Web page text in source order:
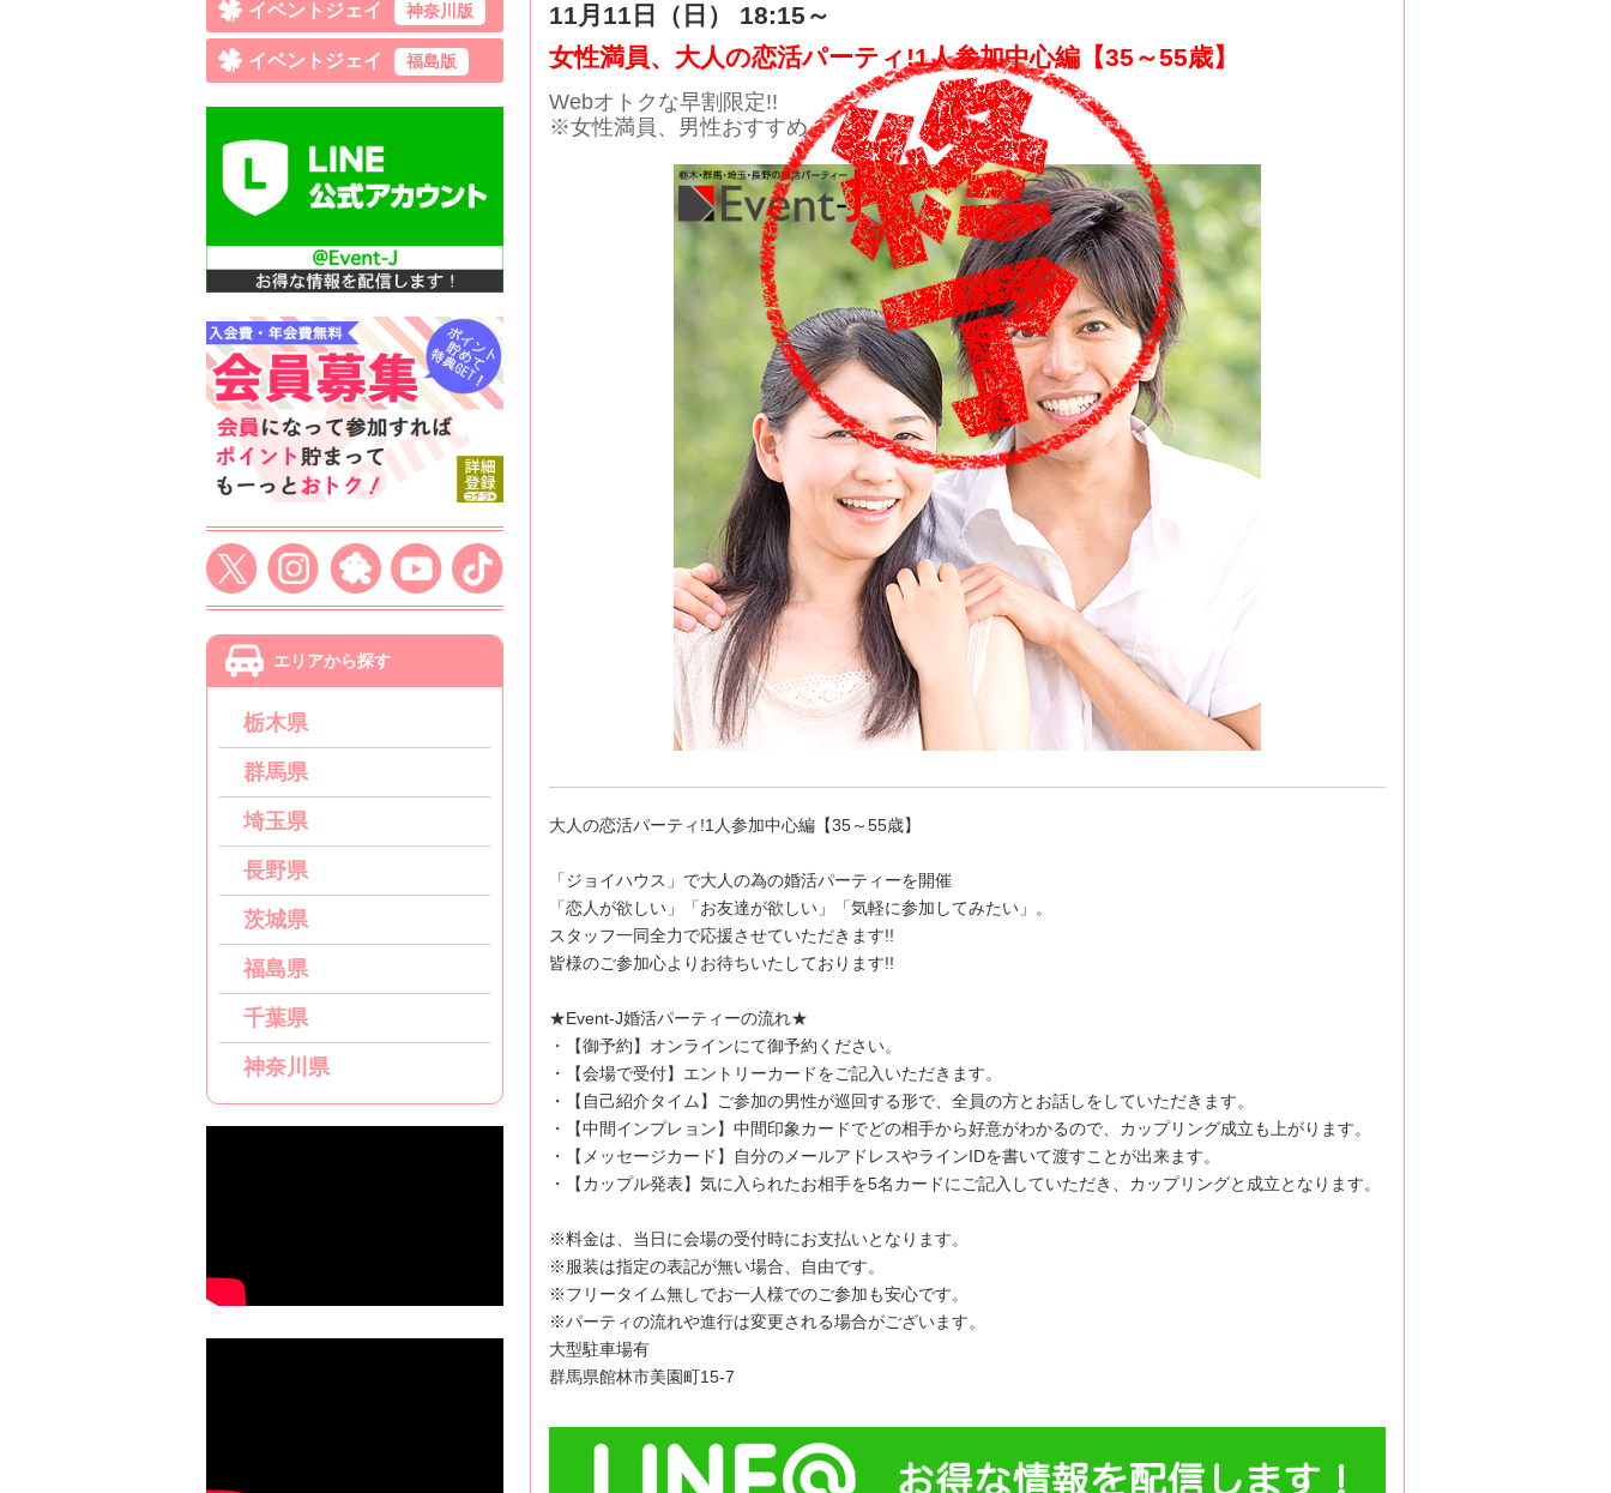
イベントジェイ 神奈川版
イベントジェイ 福島版
エリアから探す
栃木県
群馬県
埼玉県
長野県
茨城県
福島県
千葉県
神奈川県
11月11日（日） 18:15～
女性満員、大人の恋活パーティ!1人参加中心編【35～55歳】
Webオトクな早割限定!!
※女性満員、男性おすすめ
大人の恋活パーティ!1人参加中心編【35～55歳】
「ジョイハウス」で大人の為の婚活パーティーを開催
「恋人が欲しい」「お友達が欲しい」「気軽に参加してみたい」。
スタッフ一同全力で応援させていただきます!!
皆様のご参加心よりお待ちいたしております!!
★Event-J婚活パーティーの流れ★
・【御予約】オンラインにて御予約ください。
・【会場で受付】エントリーカードをご記入いただきます。
・【自己紹介タイム】ご参加の男性が巡回する形で、全員の方とお話しをしていただきます。
・【中間インプレョン】中間印象カードでどの相手から好意がわかるので、カップリング成立も上がります。
・【メッセージカード】自分のメールアドレスやラインIDを書いて渡すことが出来ます。
・【カップル発表】気に入られたお相手を5名カードにご記入していただき、カップリングと成立となります。
※料金は、当日に会場の受付時にお支払いとなります。
※服装は指定の表記が無い場合、自由です。
※フリータイム無しでお一人様でのご参加も安心です。
※パーティの流れや進行は変更される場合がございます。
大型駐車場有
群馬県館林市美園町15-7